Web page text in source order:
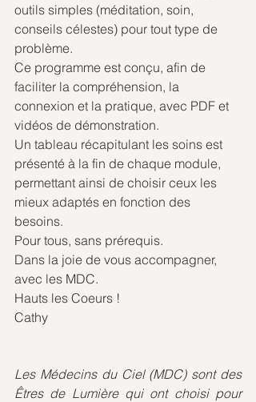
outils simples (méditation, soin,
conseils célestes) pour tout type de
problème.
Ce programme est conçu, afin de
faciliter la compréhension, la
connexion et la pratique, avec PDF et
vidéos de démonstration.
Un tableau récapitulant les soins est
présenté à la fin de chaque module,
permettant ainsi de choisir ceux les
mieux adaptés en fonction des
besoins.
Pour tous, sans prérequis.
Dans la joie de vous accompagner,
avec les MDC.
Hauts les Coeurs !
Cathy
Les Médecins du Ciel (MDC) sont des
Êtres de Lumière qui ont choisi pour